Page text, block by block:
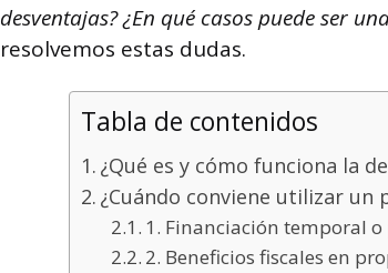
desventajas? ¿En qué casos puede ser
resolvemos estas dudas.
Tabla de contenidos
¿Qué es y cómo funciona la
¿Cuándo conviene utilizar un
1. Financiación temporal o
2. Beneficios fiscales en